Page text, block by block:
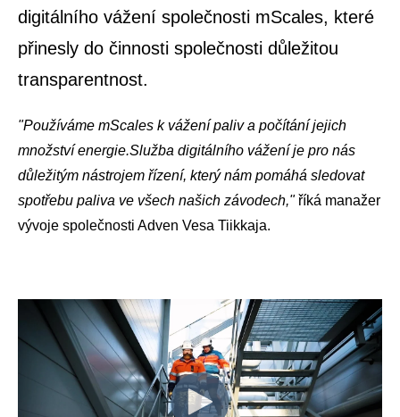
digitálního vážení společnosti mScales, které
přinesly do činnosti společnosti důležitou
transparentnost.
"Používáme mScales k vážení paliv a počítání jejich
množství energie.Služba digitálního vážení je pro nás
důležitým nástrojem řízení, který nám pomáhá sledovat
spotřebu paliva ve všech našich závodech,"říká manažer
vývoje společnosti Adven Vesa Tiikkaja.